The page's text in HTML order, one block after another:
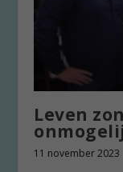
Leven
11 november 2023